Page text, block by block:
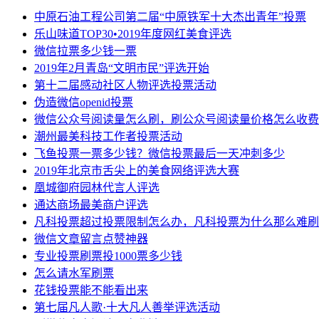
中原石油工程公司第二届“中原铁军十大杰出青年”投票
乐山味道TOP30•2019年度网红美食评选
微信拉票多少钱一票
2019年2月青岛“文明市民”评选开始
第十二届感动社区人物评选投票活动
伪造微信openid投票
微信公众号阅读量怎么刷，刷公众号阅读量价格怎么收费
潮州最美科技工作者投票活动
飞鱼投票一票多少钱？微信投票最后一天冲刺多少
2019年北京市舌尖上的美食网络评选大赛
凰城御府园林代言人评选
通达商场最美商户评选
凡科投票超过投票限制怎么办，凡科投票为什么那么难刷
微信文章留言点赞神器
专业投票刷票投1000票多少钱
怎么请水军刷票
花钱投票能不能看出来
第七届凡人歌·十大凡人善举评选活动